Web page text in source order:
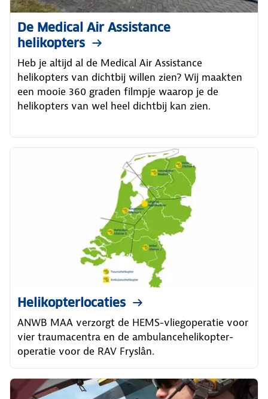
De Medical Air Assistance
helikopters
Heb je altijd al de Medical Air Assistance
helikopters van dichtbij willen zien? Wij maakten
een mooie 360 graden filmpje waarop je de
helikopters van wel heel dichtbij kan zien.
Helikopterlocaties
ANWB MAA verzorgt de HEMS-vliegoperatie voor
vier traumacentra en de ambulancehelikopter-
operatie voor de RAV Fryslân.